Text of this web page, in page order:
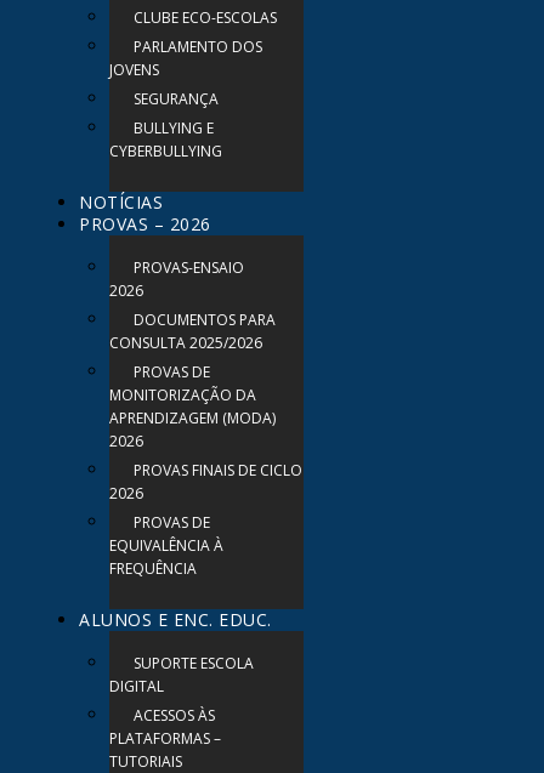
CLUBE ECO-ESCOLAS
PARLAMENTO DOS
JOVENS
SEGURANÇA
BULLYING E
CYBERBULLYING
NOTÍCIAS
PROVAS – 2026
PROVAS-ENSAIO
2026
DOCUMENTOS PARA
CONSULTA 2025/2026
PROVAS DE
MONITORIZAÇÃO DA
APRENDIZAGEM (MODA)
2026
PROVAS FINAIS DE CICLO
2026
PROVAS DE
EQUIVALÊNCIA À
FREQUÊNCIA
ALUNOS E ENC. EDUC.
SUPORTE ESCOLA
DIGITAL
ACESSOS ÀS
PLATAFORMAS –
TUTORIAIS